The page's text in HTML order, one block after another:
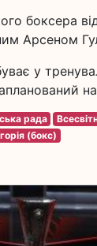
боксера
Арсеном
у
на
рада
(бокс)